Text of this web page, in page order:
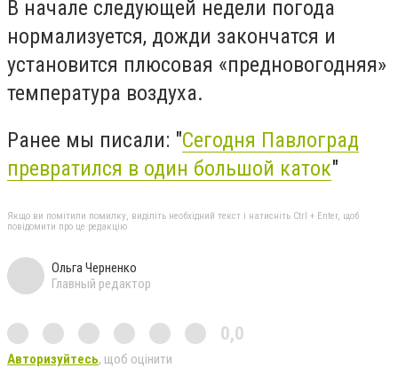
В начале следующей недели погода
нормализуется, дожди закончатся и
установится плюсовая «предновогодняя»
температура воздуха.
Ранее мы писали: "Сегодня Павлоград
превратился в один большой каток"
Якщо ви помітили помилку, виділіть необхідний текст і натисніть Ctrl + Enter, щоб
повідомити про це редакцію
Ольга Черненко
Главный редактор
0,0
Авторизуйтесь, щоб оцінити